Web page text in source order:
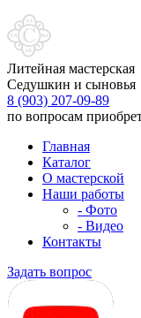
Литейная мастерская
Седушкин и сыновья
8 (903) 207-09-89
по вопросам
Главная
Каталог
О мастерской
Наши работы
- Фото
- Видео
Контакты
Задать вопрос